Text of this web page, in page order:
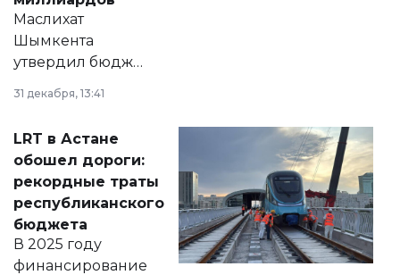
Маслихат
Шымкента
утвердил бюджет
города на 2026–
2028 годы.
документ
появился в базе
нормативных
правовых актов и
на сайте маслихат
города.
31 декабря, 13:41
LRT в Астане
обошел дороги:
рекордные траты
республиканского
бюджета
В 2025 году
финансирование